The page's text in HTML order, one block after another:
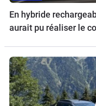
En hybride
aurait pu réaliser le